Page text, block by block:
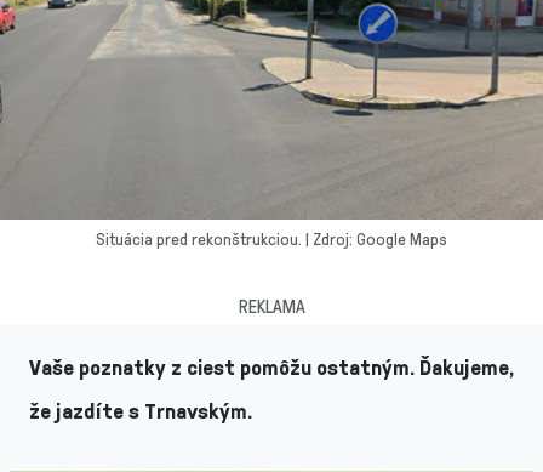
Situácia pred rekonštrukciou. | Zdroj: Google Maps
REKLAMA
Vaše poznatky z ciest pomôžu ostatným. Ďakujeme,
že jazdíte s Trnavským.